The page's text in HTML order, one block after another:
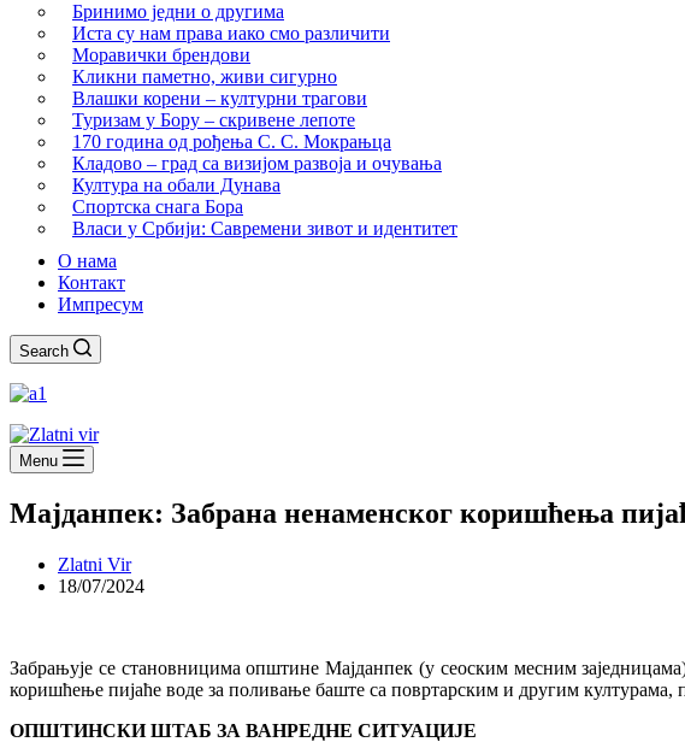
Бринимо једни о другима
Иста су нам права иако смо различити
Моравички брендови
Кликни паметно, живи сигурно
Влашки корени – културни трагови
Туризам у Бору – скривене лепоте
170 година од рођења С. С. Мокрањца
Кладово – град са визијом развоја и очувања
Култура на обали Дунава
Спортска снага Бора
Власи у Србији: Савремени зивот и идентитет
О нама
Контакт
Импресум
Search
Menu
Мајданпек: Забрана ненаменског коришћења
Zlatni Vir
18/07/2024
Забрањује се становницима општине Мајданпек (у сеоским месним
коришћење пијаће воде за поливање баште са повртарским и другим
ОПШТИНСКИ ШТАБ ЗА ВАНРЕДНЕ СИТУАЦИЈЕ